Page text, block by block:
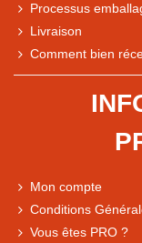
Processus
Livraison
Comment bien
Mon compte
Conditions
Vous êtes PRO ?